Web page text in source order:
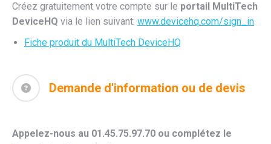
Créez gratuitement votre compte sur le portail MultiTech
DeviceHQ via le lien suivant: www.devicehq.com/sign_in
Fiche produit du MultiTech DeviceHQ
Demande d'information ou de devis
Appelez-nous au 01.45.75.97.70 ou complétez le